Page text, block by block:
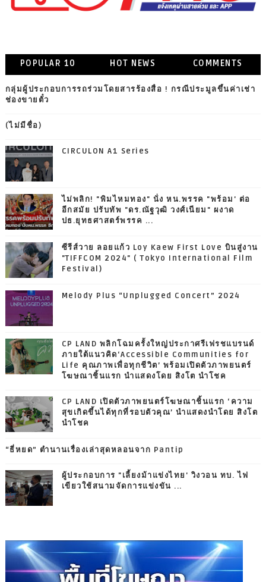
POPULAR 10 HOT NEWS COMMENTS
กลุ่มผู้ประกอบการรถร่วมโดยสารร้องสื่อ ! กรณีประมูลขึ้นค่าเช่า
ช่องขายตั๋ว
(ไม่มีชื่อ)
CIRCULON A1 Series
ไม่พลิก! "พิมไหมทอง" นั่ง หน.พรรค "พร้อม' ต่อ
อีกสมัย ปรับทัพ "ดร.ณัฐวุฒิ วงศ์เนียม" ผงาด
ปธ.ยุทธศาสตร์พรรค ...
ซีรีส์วาย ลอยแก้ว Loy Kaew First Love บินสู่งาน
"TIFFCOM 2024" ( Tokyo International Film
Festival)
Melody Plus “Unplugged Concert” 2024
CP LAND พลิกโฉมครั้งใหญ่ประกาศรีเฟรชแบรนด์
ภายใต้แนวคิด‘Accessible Communities for
Life คุณภาพเพื่อทุกชีวิต’ พร้อมเปิดตัวภาพยนตร์
โฆษณาชิ้นแรก นำแสดงโดย สิงโต นำโชค
CP LAND เปิดตัวภาพยนตร์โฆษณาชิ้นแรก ‘ความ
สุขเกิดขึ้นได้ทุกที่รอบตัวคุณ’ นำแสดงนำโดย สิงโต
นำโชค
“ธี่หยด” ตำนานเรื่องเล่าสุดหลอนจาก Pantip
ผู้ประกอบการ "เลี้ยงม้าแข่งไทย' วิงวอน ทบ. ไฟ
เขียวใช้สนามจัดการแข่งขัน ...